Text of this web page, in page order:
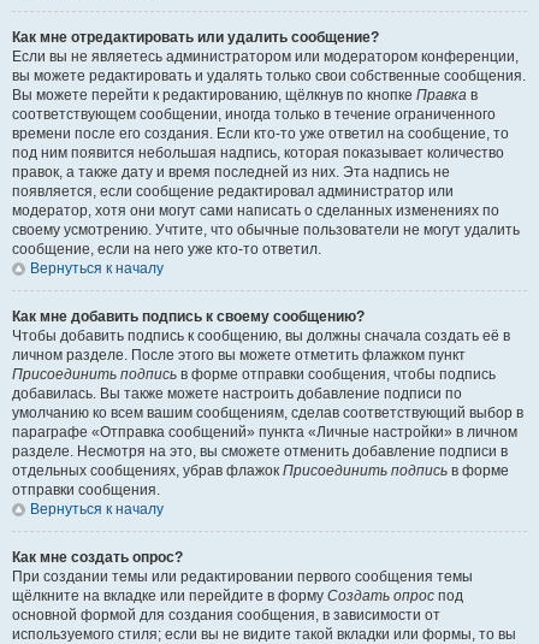
Как мне отредактировать или удалить сообщение?
Если вы не являетесь администратором или модератором конференции,
вы можете редактировать и удалять только свои собственные сообщения.
Вы можете перейти к редактированию, щёлкнув по кнопке Правка в
соответствующем сообщении, иногда только в течение ограниченного
времени после его создания. Если кто-то уже ответил на сообщение, то
под ним появится небольшая надпись, которая показывает количество
правок, а также дату и время последней из них. Эта надпись не
появляется, если сообщение редактировал администратор или
модератор, хотя они могут сами написать о сделанных изменениях по
своему усмотрению. Учтите, что обычные пользователи не могут удалить
сообщение, если на него уже кто-то ответил.
Вернуться к началу
Как мне добавить подпись к своему сообщению?
Чтобы добавить подпись к сообщению, вы должны сначала создать её в
личном разделе. После этого вы можете отметить флажком пункт
Присоединить подпись в форме отправки сообщения, чтобы подпись
добавилась. Вы также можете настроить добавление подписи по
умолчанию ко всем вашим сообщениям, сделав соответствующий выбор в
параграфе «Отправка сообщений» пункта «Личные настройки» в личном
разделе. Несмотря на это, вы сможете отменить добавление подписи в
отдельных сообщениях, убрав флажок Присоединить подпись в форме
отправки сообщения.
Вернуться к началу
Как мне создать опрос?
При создании темы или редактировании первого сообщения темы
щёлкните на вкладке или перейдите в форму Создать опрос под
основной формой для создания сообщения, в зависимости от
используемого стиля; если вы не видите такой вкладки или формы, то вы